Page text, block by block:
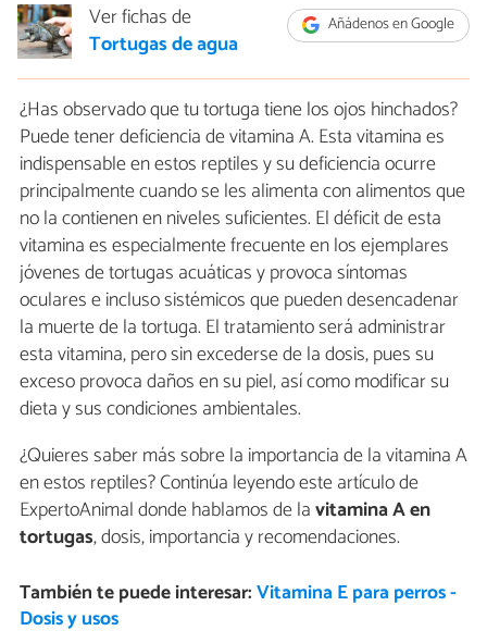
Añádenos en Google
Ver fichas de
Tortugas de agua
¿Has observado que tu tortuga tiene los ojos hinchados?
Puede tener deficiencia de vitamina A. Esta vitamina es
indispensable en estos reptiles y su deficiencia ocurre
principalmente cuando se les alimenta con alimentos que
no la contienen en niveles suficientes. El déficit de esta
vitamina es especialmente frecuente en los ejemplares
jóvenes de tortugas acuáticas y provoca síntomas
oculares e incluso sistémicos que pueden desencadenar
la muerte de la tortuga. El tratamiento será administrar
esta vitamina, pero sin excederse de la dosis, pues su
exceso provoca daños en su piel, así como modificar su
dieta y sus condiciones ambientales.
¿Quieres saber más sobre la importancia de la vitamina A
en estos reptiles? Continúa leyendo este artículo de
ExpertoAnimal donde hablamos de lavitamina A en
tortugas, dosis, importancia y recomendaciones.
También te puede interesar:Vitamina E para perros -
Dosis y usos